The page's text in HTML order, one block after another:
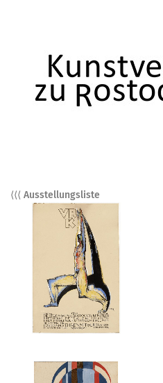
⟨⟨⟨ Ausstellungsliste